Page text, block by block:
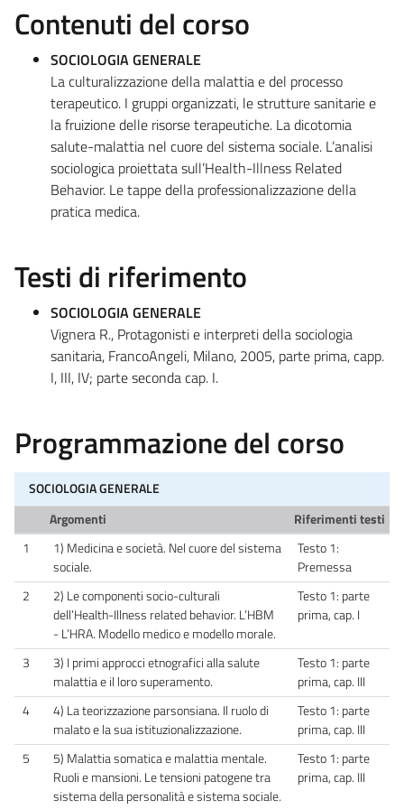
Contenuti del corso
SOCIOLOGIA GENERALE
La culturalizzazione della malattia e del processo
terapeutico. I gruppi organizzati, le strutture sanitarie e
la fruizione delle risorse terapeutiche. La dicotomia
salute-malattia nel cuore del sistema sociale. L’analisi
sociologica proiettata sull’Health-Illness Related
Behavior. Le tappe della professionalizzazione della
pratica medica.
Testi di riferimento
SOCIOLOGIA GENERALE
Vignera R., Protagonisti e interpreti della sociologia
sanitaria, FrancoAngeli, Milano, 2005, parte prima, capp.
I, III, IV; parte seconda cap. I.
Programmazione del corso
SOCIOLOGIA GENERALE
Argomenti
Riferimenti testi
1
1) Medicina e società. Nel cuore del sistema
sociale.
Testo 1:
Premessa
2
2) Le componenti socio-culturali
dell’Health-Illness related behavior. L’HBM
- L’HRA. Modello medico e modello morale.
Testo 1: parte
prima, cap. I
3
3) I primi approcci etnografici alla salute
malattia e il loro superamento.
Testo 1: parte
prima, cap. III
4
4) La teorizzazione parsonsiana. Il ruolo di
malato e la sua istituzionalizzazione.
Testo 1: parte
prima, cap. III
5
5) Malattia somatica e malattia mentale.
Ruoli e mansioni. Le tensioni patogene tra
sistema della personalità e sistema sociale.
Testo 1: parte
prima, cap. III